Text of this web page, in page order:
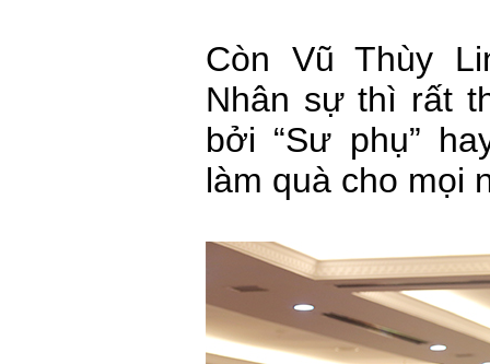
Còn Vũ Thùy
Nhân sự thì rất
bởi “Sư phụ”
làm quà cho mọi